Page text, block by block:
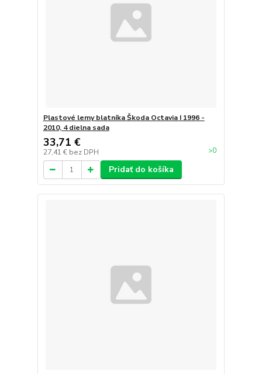
Plastové lemy blatníka Škoda Octavia I 1996 -
2010, 4 dielna sada
33,71 €
27,41 € bez DPH >0
Pridať do košíka